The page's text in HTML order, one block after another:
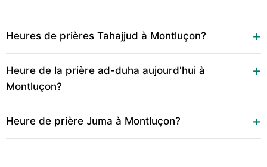
Heures de prières Tahajjud à Montluçon?
Heure de la prière ad-duha aujourd'hui à
Montluçon?
Heure de prière Juma à Montluçon?